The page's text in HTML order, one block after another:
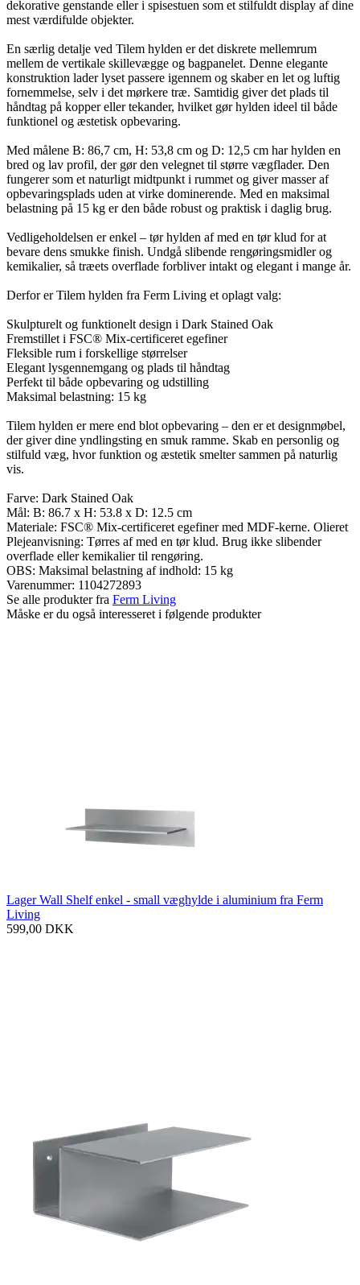
dekorative genstande eller i spisestuen som et stilfuldt display af dine
mest værdifulde objekter.
En særlig detalje ved Tilem hylden er det diskrete mellemrum
mellem de vertikale skillevægge og bagpanelet. Denne elegante
konstruktion lader lyset passere igennem og skaber en let og luftig
fornemmelse, selv i det mørkere træ. Samtidig giver det plads til
håndtag på kopper eller tekander, hvilket gør hylden ideel til både
funktionel og æstetisk opbevaring.
Med målene B: 86,7 cm, H: 53,8 cm og D: 12,5 cm har hylden en
bred og lav profil, der gør den velegnet til større vægflader. Den
fungerer som et naturligt midtpunkt i rummet og giver masser af
opbevaringsplads uden at virke dominerende. Med en maksimal
belastning på 15 kg er den både robust og praktisk i daglig brug.
Vedligeholdelsen er enkel – tør hylden af med en tør klud for at
bevare dens smukke finish. Undgå slibende rengøringsmidler og
kemikalier, så træets overflade forbliver intakt og elegant i mange år.
Derfor er Tilem hylden fra Ferm Living et oplagt valg:
Skulpturelt og funktionelt design i Dark Stained Oak
Fremstillet i FSC® Mix-certificeret egefiner
Fleksible rum i forskellige størrelser
Elegant lysgennemgang og plads til håndtag
Perfekt til både opbevaring og udstilling
Maksimal belastning: 15 kg
Tilem hylden er mere end blot opbevaring – den er et designmøbel,
der giver dine yndlingsting en smuk ramme. Skab en personlig og
stilfuld væg, hvor funktion og æstetik smelter sammen på naturlig
vis.
Farve: Dark Stained Oak
Mål: B: 86.7 x H: 53.8 x D: 12.5 cm
Materiale: FSC® Mix-certificeret egefiner med MDF-kerne. Olieret
Plejeanvisning: Tørres af med en tør klud. Brug ikke slibender
overflade eller kemikalier til rengøring.
OBS: Maksimal belastning af indhold: 15 kg
Varenummer: 1104272893
Se alle produkter fra Ferm Living
Måske er du også interesseret i følgende produkter
Lager Wall Shelf enkel - small væghylde i aluminium fra Ferm
Living
599,00 DKK